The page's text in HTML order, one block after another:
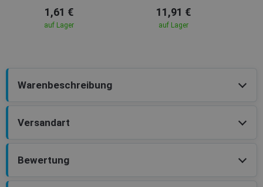
1,61 €
auf Lager
11,91 €
auf Lager
Warenbeschreibung
Versandart
Bewertung